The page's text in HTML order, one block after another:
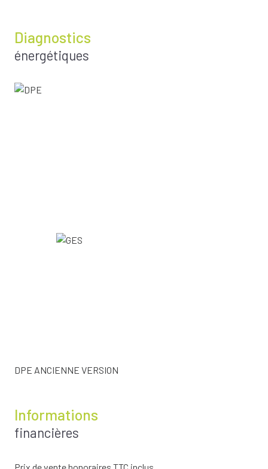
Diagnostics
énergétiques
DPE ANCIENNE VERSION
Informations
financières